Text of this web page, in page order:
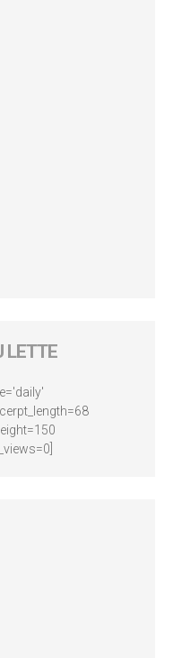
LETTE